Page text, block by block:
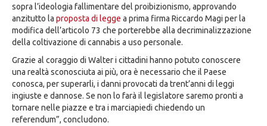
sopra l’ideologia fallimentare del proibizionismo, approvando
anzitutto la proposta di legge a prima firma Riccardo Magi per la
modifica dell’articolo 73 che porterebbe alla decriminalizzazione
della coltivazione di cannabis a uso personale.
Grazie al coraggio di Walter i cittadini hanno potuto conoscere
una realtà sconosciuta ai più, ora è necessario che il Paese
conosca, per superarli, i danni provocati da trent’anni di leggi
ingiuste e dannose. Se non lo farà il legislatore saremo pronti a
tornare nelle piazze e tra i marciapiedi chiedendo un
referendum”, concludono.